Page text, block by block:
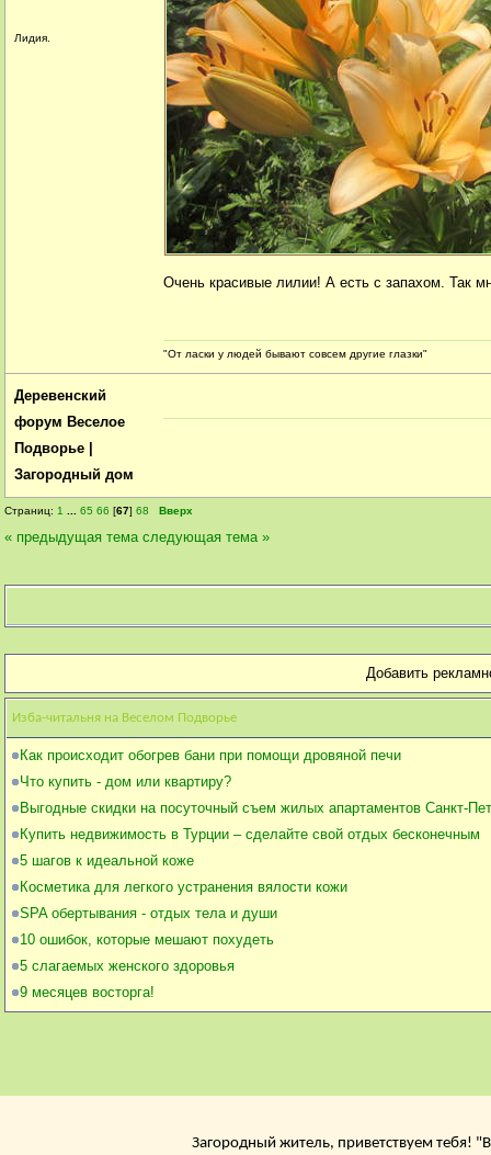
Лидия.
Очень красивые лилии! А есть с запахом. Так
"От ласки у людей бывают совсем другие глазки"
Деревенский
форум Веселое
Подворье |
Загородный дом
Страниц: 1 65 66 [67] 68 Вверх
« предыдущая тема следующая тема »
Добавить
Изба-читальня на Веселом Подворье
Как происходит обогрев бани при помощи дровяной печи
Что купить - дом или квартиру?
Выгодные скидки на посуточный съем жилых апартаментов Санкт-
Купить недвижимость в Турции – сделайте свой отдых бесконечным
5 шагов к идеальной коже
Косметика для легкого устранения вялости кожи
SPA обертывания - отдых тела и души
10 ошибок, которые мешают похудеть
5 слагаемых женского здоровья
9 месяцев восторга!
Загородный житель, приветствуем тебя!